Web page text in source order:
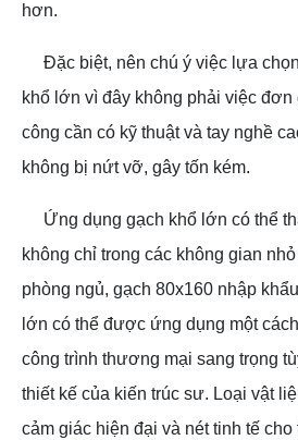
hơn.
Đặc biệt, nên chú ý việc lựa
khổ lớn vì đây không phải việc
công cần có kỹ thuật và tay nghề
không bị nứt vỡ, gây tốn kém.
Ứng dụng gạch khổ lớn có thể
không chỉ trong các không gian
phòng ngủ, gạch 80x160 nhập
lớn có thể được ứng dụng một
công trình thương mại sang trọng
thiết kế của kiến trúc sư. Loại vật
cảm giác hiện đại và nét tinh tế cho